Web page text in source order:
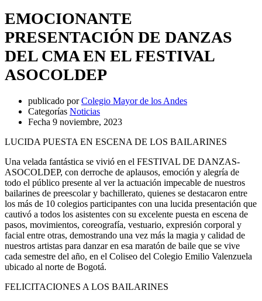
EMOCIONANTE
PRESENTACIÓN DE DANZAS
DEL CMA EN EL FESTIVAL
ASOCOLDEP
publicado por Colegio Mayor de los Andes
Categorías Noticias
Fecha 9 noviembre, 2023
LUCIDA PUESTA EN ESCENA DE LOS BAILARINES
Una velada fantástica se vivió en el FESTIVAL DE DANZAS-
ASOCOLDEP, con derroche de aplausos, emoción y alegría de
todo el público presente al ver la actuación impecable de nuestros
bailarines de preescolar y bachillerato, quienes se destacaron entre
los más de 10 colegios participantes con una lucida presentación que
cautivó a todos los asistentes con su excelente puesta en escena de
pasos, movimientos, coreografía, vestuario, expresión corporal y
facial entre otras, demostrando una vez más la magia y calidad de
nuestros artistas para danzar en esa maratón de baile que se vive
cada semestre del año, en el Coliseo del Colegio Emilio Valenzuela
ubicado al norte de Bogotá.
FELICITACIONES A LOS BAILARINES